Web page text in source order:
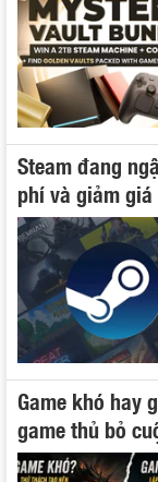
Steam đang
phí và giảm
Game khó hay
game thủ bỏ